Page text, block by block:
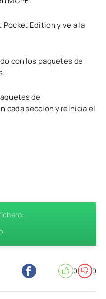
Edition y ve a la
con los paquetes de
de
cada sección y reinicia el
.
0 0